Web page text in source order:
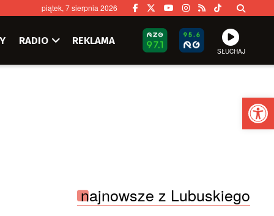
piątek, 7 sierpnia 2026
RADIO REKLAMA
SŁUCHAJ
najnowsze z Lubuskiego